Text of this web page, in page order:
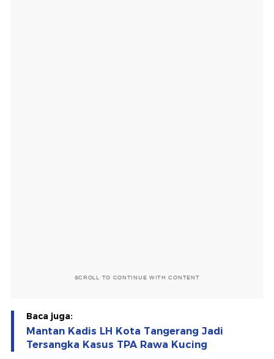
SCROLL TO CONTINUE WITH CONTENT
Baca juga:
Mantan Kadis LH Kota Tangerang Jadi
Tersangka Kasus TPA Rawa Kucing